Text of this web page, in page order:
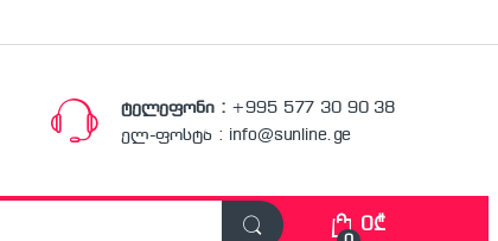
ტელეფონი : +995 577 30 90 38
ელ-ფოსტა : info@sunline.ge
0₾